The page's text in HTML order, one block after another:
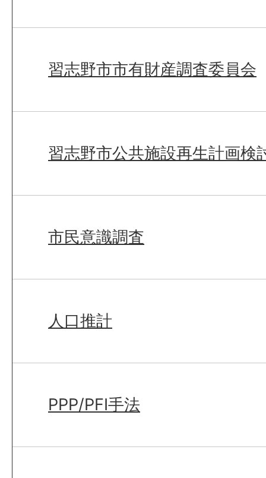
習志野市市有財産調査委員会
習志野市公共施設再生計画検
市民意識調査
人口推計
PPP/PFI手法